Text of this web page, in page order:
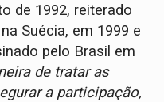
de 1992, reiterado
Suécia, em 1999 e
pelo Brasil em
de tratar as
a participação,